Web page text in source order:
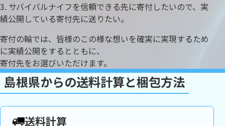
サバイバルナイフを信頼できる先に寄付したいので、実
績公開している寄付先に送りたい。
寄付の輪では、皆様のこの様な想いを確実に実現するため
に実績公開をするとともに、
寄付先をお選びいただけます。
島根県からの送料計算と梱包方法
送料計算